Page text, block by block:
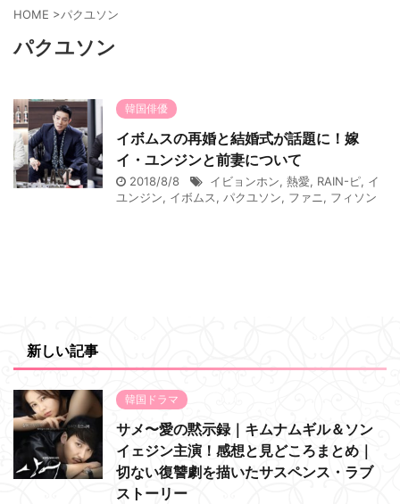
HOME >パクユソン
パクユソン
韓国俳優
イボムスの再婚と結婚式が話題に！嫁
イ・ユンジンと前妻について
2018/8/8 イビョンホン, 熱愛, RAIN-ピ, イ
ユンジン, イボムス, パクユソン, ファニ, フィソン
新しい記事
韓国ドラマ
サメ〜愛の黙示録｜キムナムギル＆ソン
イェジン主演！感想と見どころまとめ｜
切ない復讐劇を描いたサスペンス・ラブ
ストーリー